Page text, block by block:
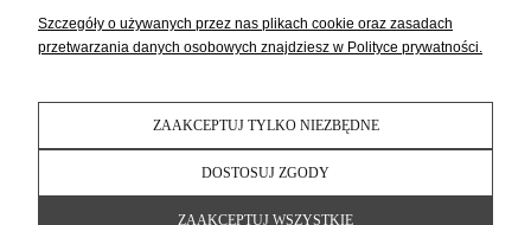
Szczegóły o używanych przez nas plikach cookie oraz zasadach
przetwarzania danych osobowych znajdziesz w Polityce prywatności.
ZAAKCEPTUJ TYLKO NIEZBĘDNE
DOSTOSUJ ZGODY
ZAAKCEPTUJ WSZYSTKIE